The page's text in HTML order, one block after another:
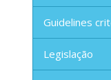
Guidelines
Legislação